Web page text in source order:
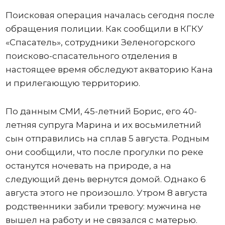
Поисковая операция началась сегодня после
обращения полиции. Как сообщили в КГКУ
«Спасатель», сотрудники Зеленогорского
поисково-спасательного отделения в
настоящее время обследуют акваторию Кана
и прилегающую территорию.
По данным СМИ, 45-летний Борис, его 40-
летняя супруга Марина и их восьмилетний
сын отправились на сплав 5 августа. Родным
они сообщили, что после прогулки по реке
останутся ночевать на природе, а на
следующий день вернутся домой. Однако 6
августа этого не произошло. Утром 8 августа
родственники забили тревогу: мужчина не
вышел на работу и не связался с матерью.